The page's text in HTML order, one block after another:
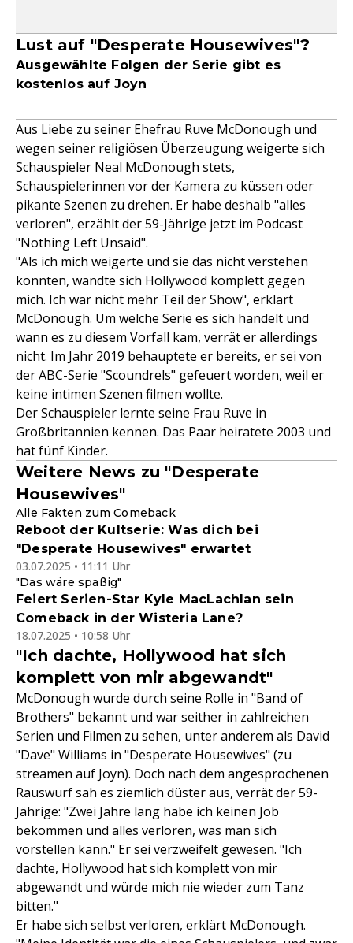
Lust auf "Desperate Housewives"?
Ausgewählte Folgen der Serie gibt es
kostenlos auf Joyn
Aus Liebe zu seiner Ehefrau Ruve McDonough und
wegen seiner religiösen Überzeugung weigerte sich
Schauspieler Neal McDonough stets,
Schauspielerinnen vor der Kamera zu küssen oder
pikante Szenen zu drehen. Er habe deshalb "alles
verloren", erzählt der 59-Jährige jetzt im Podcast
"Nothing Left Unsaid".
"Als ich mich weigerte und sie das nicht verstehen
konnten, wandte sich Hollywood komplett gegen
mich. Ich war nicht mehr Teil der Show", erklärt
McDonough. Um welche Serie es sich handelt und
wann es zu diesem Vorfall kam, verrät er allerdings
nicht. Im Jahr 2019 behauptete er bereits, er sei von
der ABC-Serie "Scoundrels" gefeuert worden, weil er
keine intimen Szenen filmen wollte.
Der Schauspieler lernte seine Frau Ruve in
Großbritannien kennen. Das Paar heiratete 2003 und
hat fünf Kinder.
Weitere News zu "Desperate
Housewives"
Alle Fakten zum Comeback
Reboot der Kultserie: Was dich bei
"Desperate Housewives" erwartet
03.07.2025 • 11:11 Uhr
"Das wäre spaßig"
Feiert Serien-Star Kyle MacLachlan sein
Comeback in der Wisteria Lane?
18.07.2025 • 10:58 Uhr
"Ich dachte, Hollywood hat sich
komplett von mir abgewandt"
McDonough wurde durch seine Rolle in "Band of
Brothers" bekannt und war seither in zahlreichen
Serien und Filmen zu sehen, unter anderem als David
"Dave" Williams in "Desperate Housewives" (zu
streamen auf Joyn). Doch nach dem angesprochenen
Rauswurf sah es ziemlich düster aus, verrät der 59-
Jährige: "Zwei Jahre lang habe ich keinen Job
bekommen und alles verloren, was man sich
vorstellen kann." Er sei verzweifelt gewesen. "Ich
dachte, Hollywood hat sich komplett von mir
abgewandt und würde mich nie wieder zum Tanz
bitten."
Er habe sich selbst verloren, erklärt McDonough.